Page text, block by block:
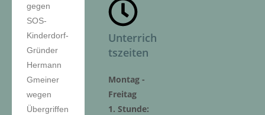
Unterrich
tszeiten
Montag -
Freitag
1. Stunde:
gegen
SOS-
Kinderdorf-
Gründer
Hermann
Gmeiner
wegen
Übergriffen